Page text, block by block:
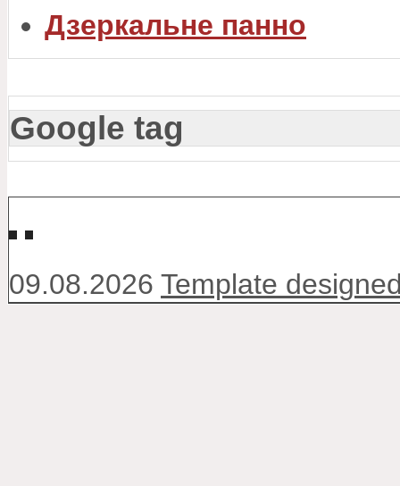
Дзеркальне панно
Google tag
↑↑↑
09.08.2026 Template